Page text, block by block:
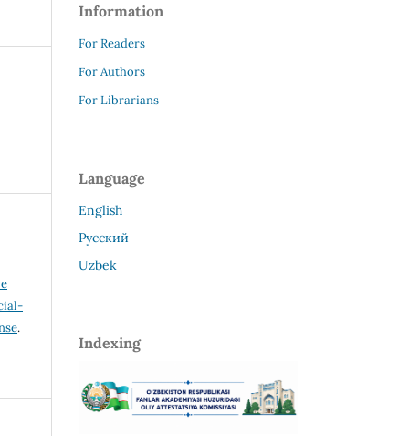
.
Information
For Readers
For Authors
For Librarians
Language
English
Русский
Uzbek
Indexing